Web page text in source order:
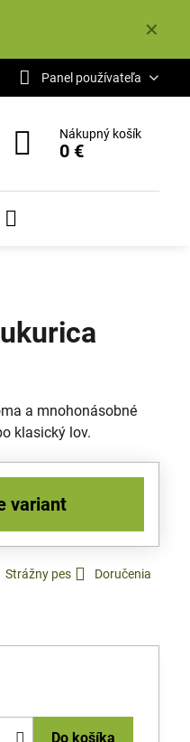
✕
Panel používateľa
Nákupný košík
0 €
a mnohonásobné
klasický lov.
variant
Strážny pes Doručenia
Do košíka